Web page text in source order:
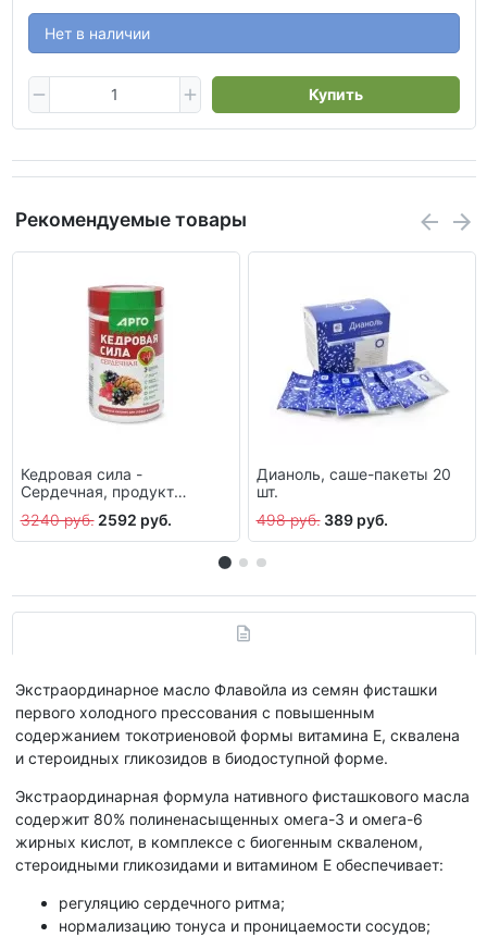
Нет в наличии
Купить
Рекомендуемые товары
Кедровая сила -
Сердечная, продукт
3240 руб. 2592 руб.
Дианоль, саше-пакеты 20
шт.
498 руб. 389 руб.
Экстраординарное масло Флавойла из семян фисташки
первого холодного прессования с повышенным
содержанием токотриеновой формы витамина Е, сквалена
и стероидных гликозидов в биодоступной форме.
Экстраординарная формула нативного фисташкового масла
содержит 80% полиненасыщенных омега-3 и омега-6
жирных кислот, в комплексе с биогенным скваленом,
стероидными гликозидами и витамином Е обеспечивает:
регуляцию сердечного ритма;
нормализацию тонуса и проницаемости сосудов;